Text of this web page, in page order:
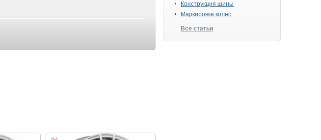
Конструкция шины
Маркировка колес
Все статьи